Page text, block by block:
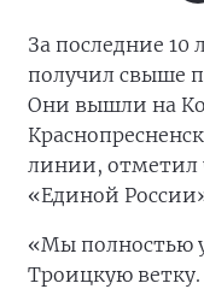
За последние
получил свыше
Они вышли на
линии, отметил
«Единой
«Мы полностью
Троицкую